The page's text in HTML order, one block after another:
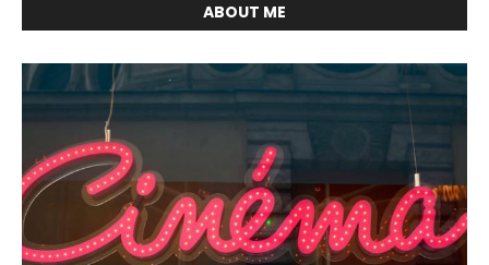
ABOUT ME